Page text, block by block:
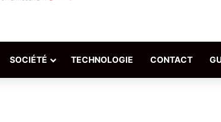
SOCIÉTÉ TECHNOLOGIE CONTACT